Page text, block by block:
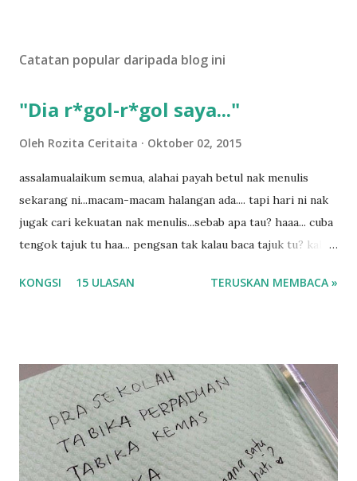
l
a
Catatan popular daripada blog ini
"Dia r*gol-r*gol saya..."
Oleh Rozita Ceritaita Oktober 02, 2015
assalamualaikum semua, alahai payah betul nak menulis
sekarang ni...macam-macam halangan ada.... tapi hari ni nak
jugak cari kekuatan nak menulis...sebab apa tau? haaa... cuba
tengok tajuk tu haa... pengsan tak kalau baca tajuk tu? kalau
tau? yang sebut tu anak aku....diulangi ANAK AKU ....adoiiii
balik keja aku ajak la shah singgah Giant beli barang
sikit...dalam perjalanan dari dalam kereta tu biasalah kan
kami memang akan pimpin anak-anak jalan sampai masuk
dalam... dan kebiasanya bagi anak 4 macam kami ni bahagi-
bahagi lah siapa nak pimpin siapa... dan biasanya aku akan
KONGSI 15 ULASAN TERUSKAN MEMBACA »